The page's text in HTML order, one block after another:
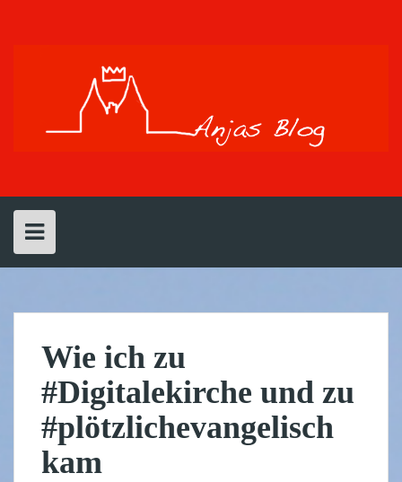
Wie ich zu
#Digitalekirche und zu
#plötzlichevangelisch
kam